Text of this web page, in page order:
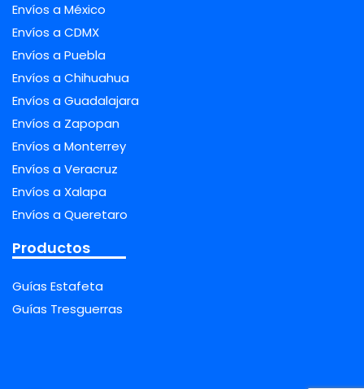
Envíos a México
Envíos a CDMX
Envíos a Puebla
Envíos a Chihuahua
Envíos a Guadalajara
Envíos a Zapopan
Envíos a Monterrey
Envíos a Veracruz
Envíos a Xalapa
Envíos a Queretaro
Productos
Guías Estafeta
Guías Tresguerras